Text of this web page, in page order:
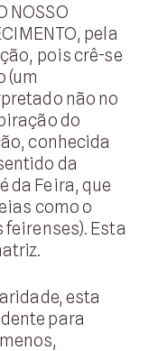
NOSSO
pela
pois crê-se
(um
não no
do
conhecida
da
da Feira, que
como o
Esta
esta
para